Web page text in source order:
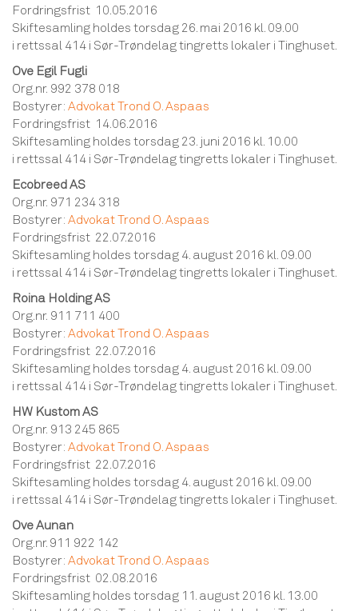
Fordringsfrist 10.05.2016
Skiftesamling holdes torsdag 26. mai 2016 kl. 09.00
i rettssal 414 i Sør-Trøndelag tingretts lokaler i Tinghuset.
Ove Egil Fugli
Org.nr. 992 378 018
Bostyrer: Advokat Trond O. Aspaas
Fordringsfrist 14.06.2016
Skiftesamling holdes torsdag 23. juni 2016 kl. 10.00
i rettssal 414 i Sør-Trøndelag tingretts lokaler i Tinghuset.
Ecobreed AS
Org.nr. 971 234 318
Bostyrer: Advokat Trond O. Aspaas
Fordringsfrist 22.07.2016
Skiftesamling holdes torsdag 4. august 2016 kl. 09.00
i rettssal 414 i Sør-Trøndelag tingretts lokaler i Tinghuset.
Roina Holding AS
Org.nr. 911 711 400
Bostyrer: Advokat Trond O. Aspaas
Fordringsfrist 22.07.2016
Skiftesamling holdes torsdag 4. august 2016 kl. 09.00
i rettssal 414 i Sør-Trøndelag tingretts lokaler i Tinghuset.
HW Kustom AS
Org.nr. 913 245 865
Bostyrer: Advokat Trond O. Aspaas
Fordringsfrist 22.07.2016
Skiftesamling holdes torsdag 4. august 2016 kl. 09.00
i rettssal 414 i Sør-Trøndelag tingretts lokaler i Tinghuset.
Ove Aunan
Org.nr. 911 922 142
Bostyrer: Advokat Trond O. Aspaas
Fordringsfrist 02.08.2016
Skiftesamling holdes torsdag 11. august 2016 kl. 13.00